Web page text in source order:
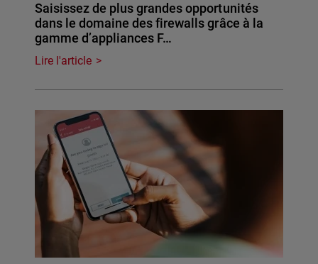
Saisissez de plus grandes opportunités
dans le domaine des firewalls grâce à la
gamme d’appliances F…
Lire l'article